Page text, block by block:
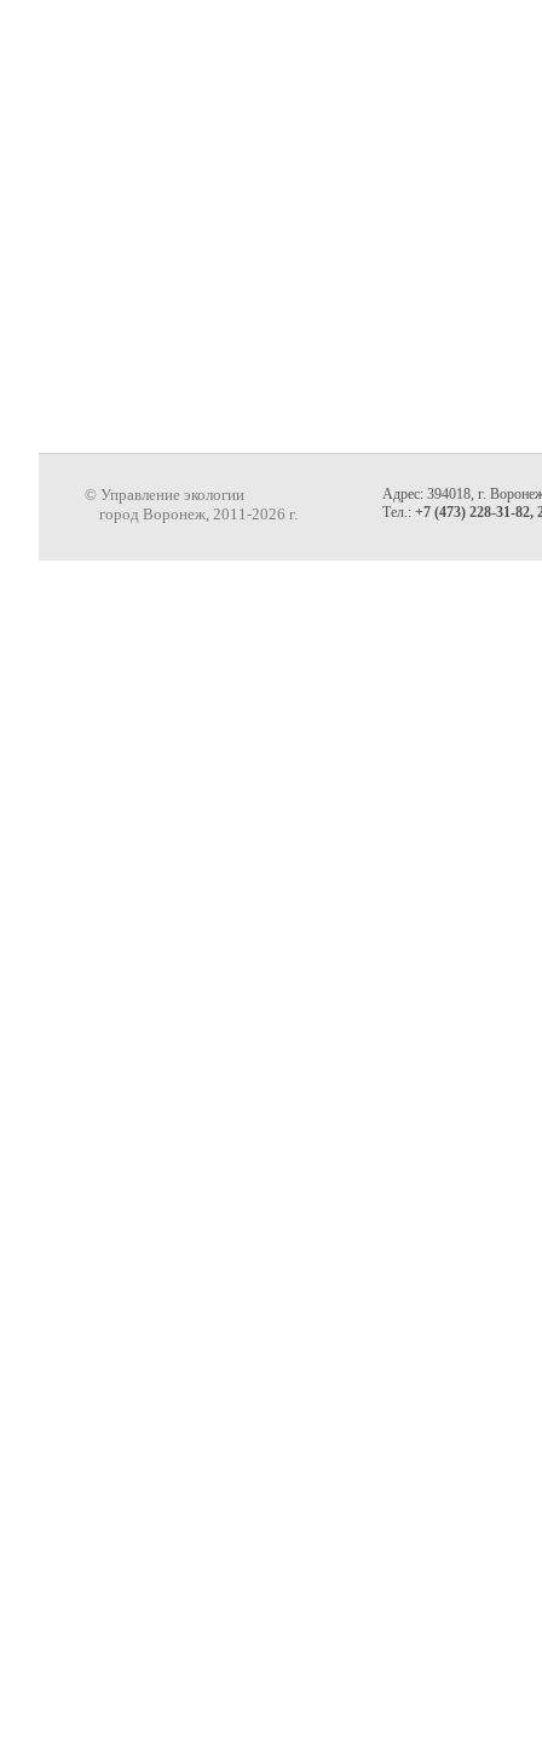
© Управление экологии
город Воронеж, 2011-2026 г.
Адрес: 394018, г.
Тел.: +7 (473) 228-31-82,